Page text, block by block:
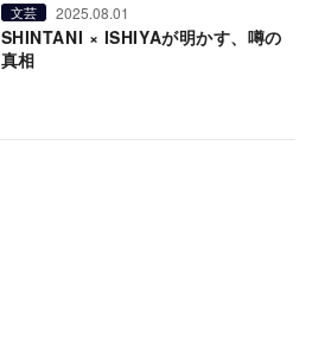
文芸 2025.08.01
SHINTANI × ISHIYAが明かす、噂の
真相